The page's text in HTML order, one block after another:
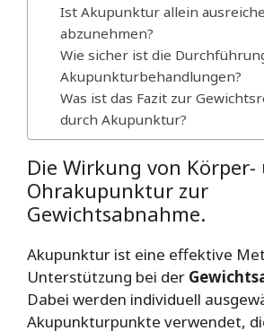
Ist Akupunktur allein
abzunehmen?
Wie sicher ist die
Akupunkturbehandlungen?
Was ist das Fazit zur
durch Akupunktur?
Die Wirkung von Körper-
Ohrakupunktur zur
Gewichtsabnahme.
Akupunktur ist eine effektive
Unterstützung bei der
Dabei werden individuell
Akupunkturpunkte verwendet,